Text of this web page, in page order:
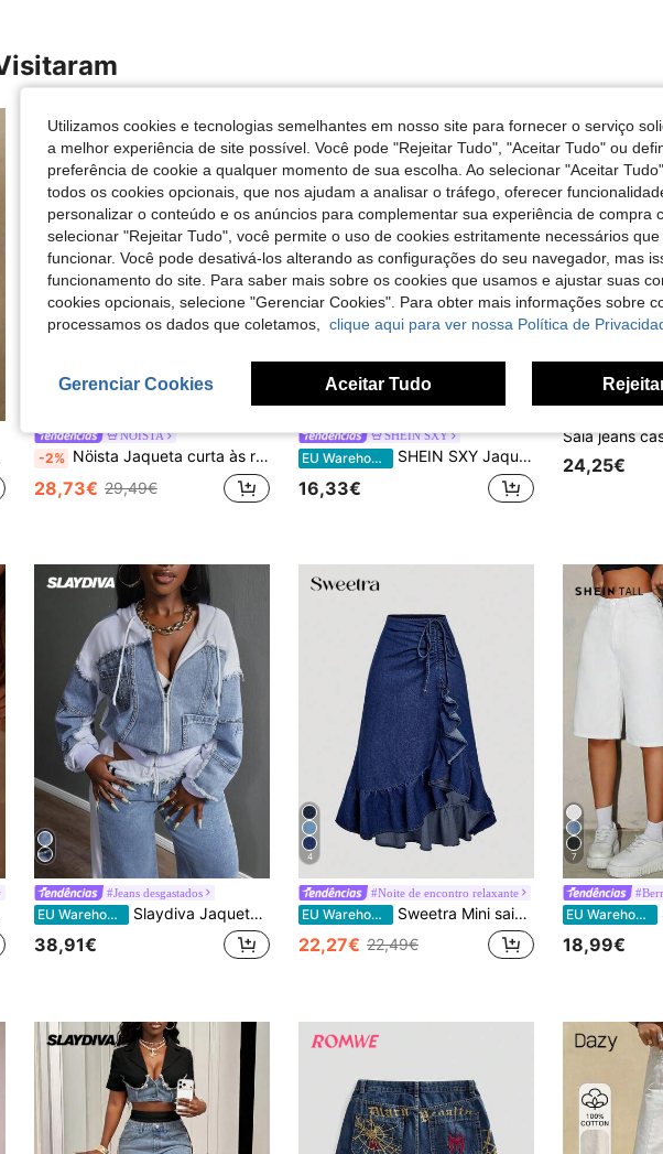
NÖISTA
-2% Nöista Jaqueta curta às riscas para mulher em tons de rosa quente e ferrugem com bolsos de retalho contrastantes
28,73€ 29,49€
SHEIN SXY
EU Warehouse SHEIN SXY Jaqueta colete feminina casual de verão, sem mangas, com abotoamento simples, ideal para o dia a dia.
16,33€
24,25€
#Jeans desgastados
EU Warehouse Slaydiva Jaqueta feminina casual de jeans com capuz, cordão e zíper, para uso diário. Manga longa.
38,91€
4
#Noite de encontro relaxante
EU Warehouse Sweetra Mini saia jeans casual elegante com amarração e babados na bainha
22,27€ 22,49€
7
EU Warehouse
18,99€
Utilizamos cookies e tecnologias semelhantes em nosso site para fornecer o serviço
a melhor experiência de site possível. Você pode "Rejeitar Tudo", "Aceitar Tudo" ou
preferência de cookie a qualquer momento de sua escolha. Ao selecionar "Aceitar
todos os cookies opcionais, que nos ajudam a analisar o tráfego, oferecer
personalizar o conteúdo e os anúncios para complementar sua experiência de compra
selecionar "Rejeitar Tudo", você permite o uso de cookies estritamente necessários
funcionar. Você pode desativá-los alterando as configurações do seu navegador, mas
funcionamento do site. Para saber mais sobre os cookies que usamos e ajustar suas
cookies opcionais, selecione "Gerenciar Cookies". Para obter mais informações sobre
processamos os dados que coletamos, clique aqui para ver nossa Política de
Gerenciar Cookies Aceitar Tudo